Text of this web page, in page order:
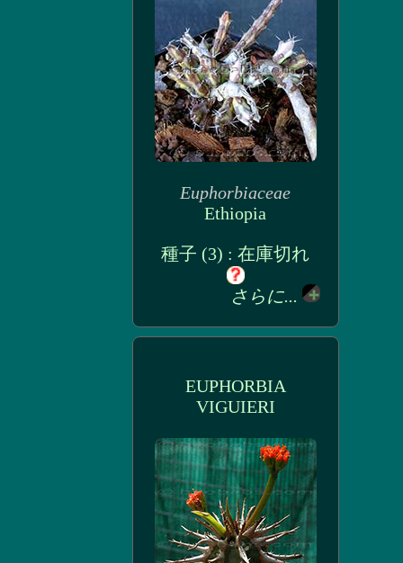
Euphorbiaceae
Ethiopia
種子 (3) : 在庫切れ
さらに...
EUPHORBIA
VIGUIERI